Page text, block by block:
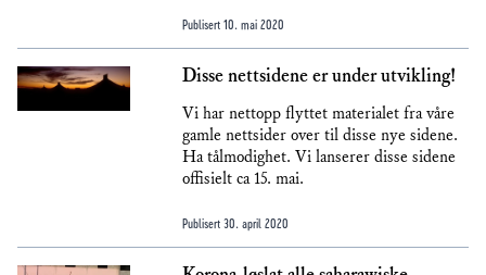
Publisert 10. mai 2020
Disse nettsidene er under utvikling!
Vi har nettopp flyttet materialet fra våre
gamle nettsider over til disse nye sidene.
Ha tålmodighet. Vi lanserer disse sidene
offisielt ca 15. mai.
Publisert 30. april 2020